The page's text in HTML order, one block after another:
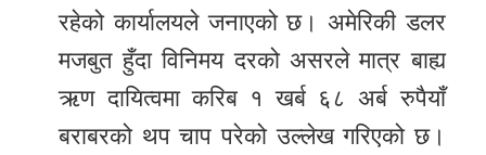
रहेको कार्यालयले जनाएको छ। अमेरिकी डलर
मजबुत हुँदा विनिमय दरको असरले मात्र बाह्य
ऋण दायित्वमा करिब १ खर्ब ६८ अर्ब रुपैयाँ
बराबरको थप चाप परेको उल्लेख गरिएको छ।